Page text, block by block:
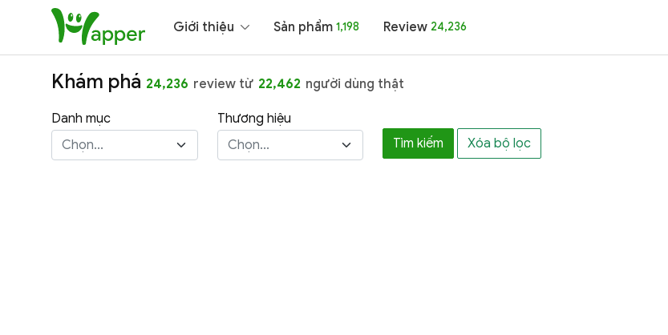
Giới thiệu Sản phẩm 1,198 Review 24,236
Khám phá 24,236 review từ 22,462 người dùng thật
Danh mục
Chọn...
Thương hiệu
Chọn...
Tìm kiếm Xóa bộ lọc